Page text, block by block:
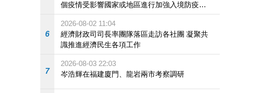
個疫情受影響國家或地區進行加強入境防疫措
施
6
2026-08-02 11:04
經濟財政司司長率團隊落區走訪各社團 凝聚共
識推進經濟民生各項工作
7
2026-08-03 22:03
岑浩輝在福建廈門、龍岩兩市考察調研